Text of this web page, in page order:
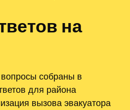
на
собраны в
для района
вызова эвакуатора